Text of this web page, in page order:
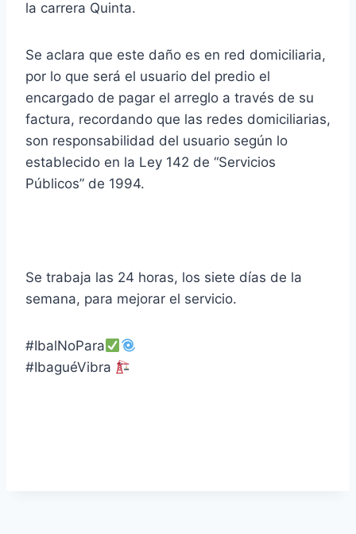
la carrera Quinta.
Se aclara que este daño es en red domiciliaria,
por lo que será el usuario del predio el
encargado de pagar el arreglo a través de su
factura, recordando que las redes domiciliarias,
son responsabilidad del usuario según lo
establecido en la Ley 142 de “Servicios
Públicos” de 1994.
Se trabaja las 24 horas, los siete días de la
semana, para mejorar el servicio.
#IbalNoPara
#IbaguéVibra